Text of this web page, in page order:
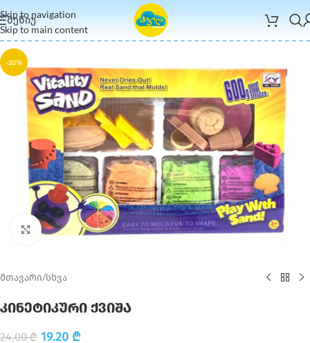
Skip to navigation
Skip to main content
ᲛᲔᲜᲘᲣ
-20%
Click to enlarge
მთავარი/სხვა
კინეტიკური ქვიშა
24.00₾ 19.20 ₾